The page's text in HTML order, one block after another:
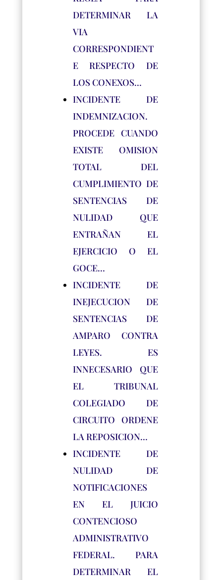
DETERMINAR LA
VIA
CORRESPONDIENT
E RESPECTO DE
LOS CONEXOS…
INCIDENTE DE
INDEMNIZACION.
PROCEDE CUANDO
EXISTE OMISION
TOTAL DEL
CUMPLIMIENTO DE
SENTENCIAS DE
NULIDAD QUE
ENTRAÑAN EL
EJERCICIO O EL
GOCE…
INCIDENTE DE
INEJECUCION DE
SENTENCIAS DE
AMPARO CONTRA
LEYES. ES
INNECESARIO QUE
EL TRIBUNAL
COLEGIADO DE
CIRCUITO ORDENE
LA REPOSICION…
INCIDENTE DE
NULIDAD DE
NOTIFICACIONES
EN EL JUICIO
CONTENCIOSO
ADMINISTRATIVO
FEDERAL. PARA
DETERMINAR EL